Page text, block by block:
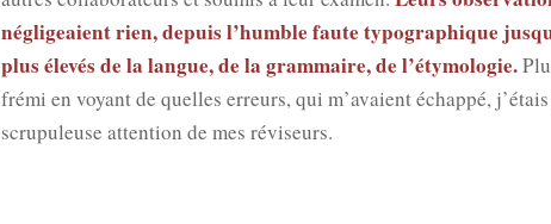
négli­geaient rien, depuis l’humble faute typo­gra­phique
plus éle­vés de la langue, de la gram­maire, de l’étymologie.
fré­mi en voyant de quelles erreurs, qui m’avaient échap­pé,
scru­pu­leuse atten­tion de mes réviseurs.